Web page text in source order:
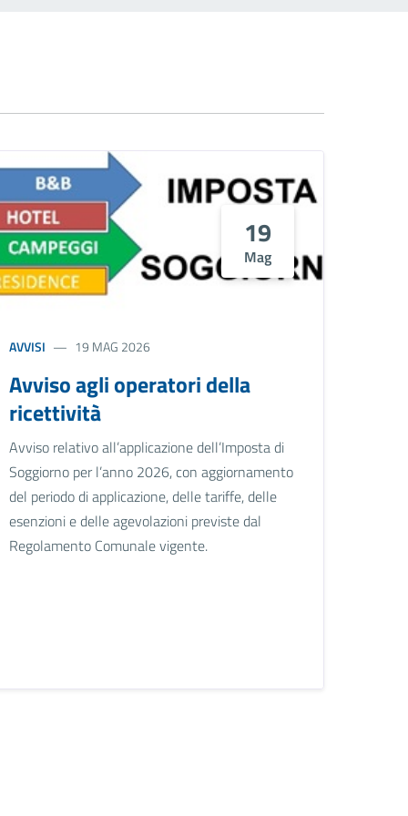
19
Mag
AVVISI 19 MAG 2026
Avviso agli operatori della
ricettività
Avviso relativo all’applicazione dell’Imposta di
Soggiorno per l’anno 2026, con aggiornamento
del periodo di applicazione, delle tariffe, delle
esenzioni e delle agevolazioni previste dal
Regolamento Comunale vigente.